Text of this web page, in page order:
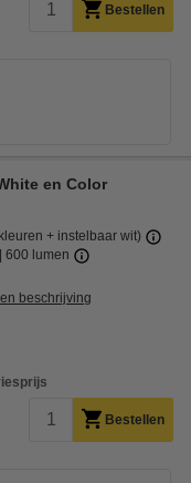
Bestellen
en Color
+ instelbaar wit)
600 lumen
beschrijving
Bestellen